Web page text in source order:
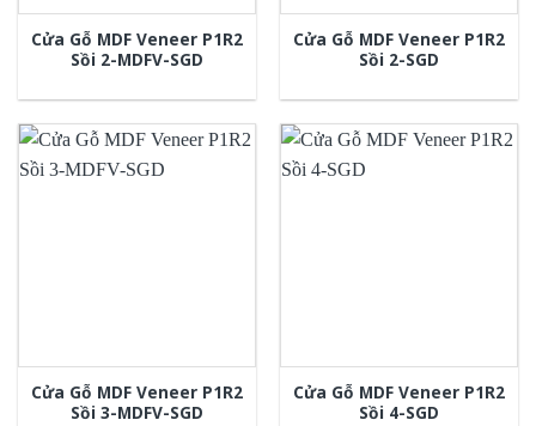
Cửa Gỗ MDF Veneer P1R2
Sồi 2-MDFV-SGD
Cửa Gỗ MDF Veneer P1R2
Sồi 2-SGD
Cửa Gỗ MDF Veneer P1R2
Sồi 3-MDFV-SGD
Cửa Gỗ MDF Veneer P1R2
Sồi 4-SGD